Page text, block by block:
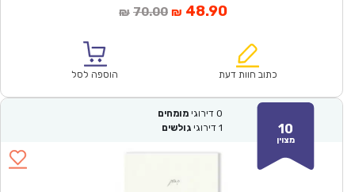
₪ 70.00המחיר
₪70.00.
₪ 48.90המחיר
הוא:
כתוב חוות דעת הוספה לסל
10
מצוין
0 דירוגי מומחים
1 דירוגי גולשים